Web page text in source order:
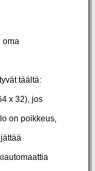
oma
täältä:
x 32), jos
on poikkeus,